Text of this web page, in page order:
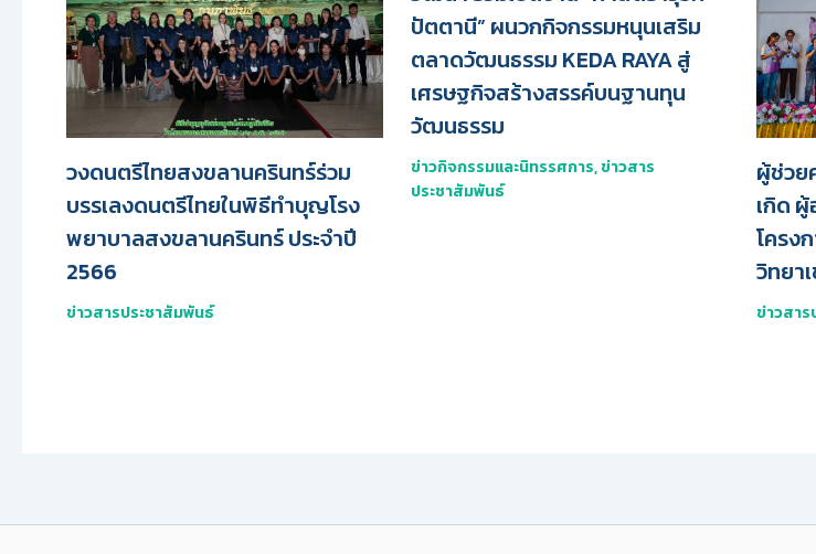
วงดนตรีไทยสงขลานครินทร์ร่วม
บรรเลงดนตรีไทยในพิธีทำบุญโรง
พยาบาลสงขลานครินทร์ ประจำปี
2566
ข่าวสารประชาสัมพันธ์
ปัตตานี” ผนวกกิจกรรมหนุนเสริม
ตลาดวัฒนธรรม KEDA RAYA สู่
เศรษฐกิจสร้างสรรค์บนฐานทุน
วัฒนธรรม
ข่าวกิจกรรมและนิทรรศการ,ข่าวสาร
ประชาสัมพันธ์
ผู้ช่วย
เกิด
โครง
วิทยา
ข่าวสา